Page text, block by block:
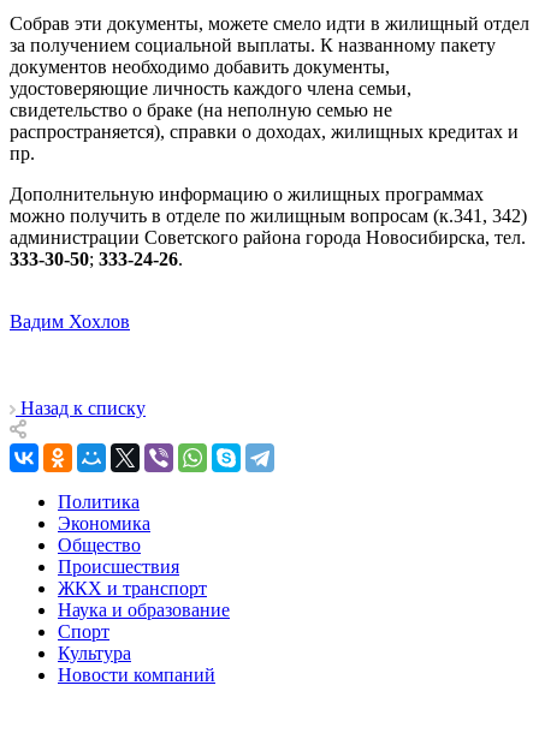
Собрав эти документы, можете смело идти в жилищный отдел
за получением социальной выплаты. К названному пакету
документов необходимо добавить документы,
удостоверяющие личность каждого члена семьи,
свидетельство о браке (на неполную семью не
распространяется), справки о доходах, жилищных кредитах и
пр.
Дополнительную информацию о жилищных программах
можно получить в отделе по жилищным вопросам (к.341, 342)
администрации Советского района города Новосибирска, тел.
333-30-50; 333-24-26.
Вадим Хохлов
Назад к списку
Политика
Экономика
Общество
Происшествия
ЖКХ и транспорт
Наука и образование
Спорт
Культура
Новости компаний